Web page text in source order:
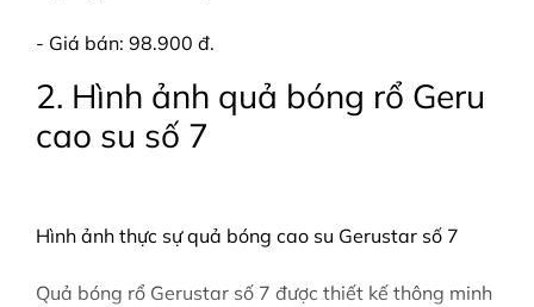
- Giá bán: 98.900 đ.
2. Hình ảnh quả bóng rổ Geru
cao su số 7
Hình ảnh thực sự quả bóng cao su Gerustar số 7
Quả bóng rổ Gerustar số 7 được thiết kế thông minh